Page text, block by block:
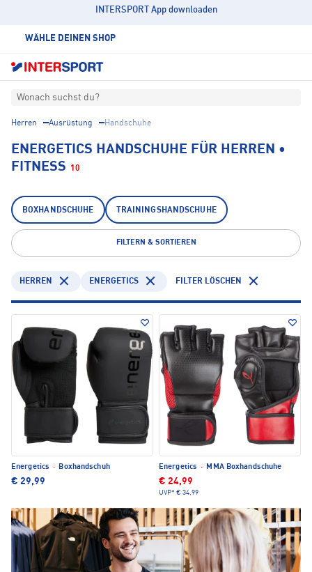
INTERSPORT App downloaden
WÄHLE DEINEN SHOP
Wonach suchst du?
Herren Ausrüstung Handschuhe
ENERGETICS HANDSCHUHE FÜR HERREN •
FITNESS
10
BOXHANDSCHUHE TRAININGSHANDSCHUHE
FILTERN & SORTIEREN
HERREN ENERGETICS FILTER LÖSCHEN
Energetics · Boxhandschuh
€ 29,99
Energetics · MMA Boxhandschuhe
€ 24,99
UVP* € 34,99